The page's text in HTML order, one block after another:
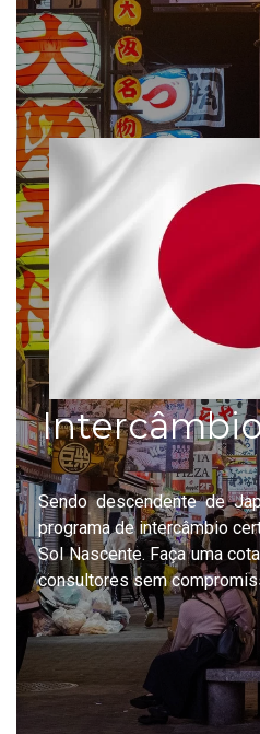
Sendo descendente de
programa de intercâmbio
Sol Nascente. Faça uma
consultores sem